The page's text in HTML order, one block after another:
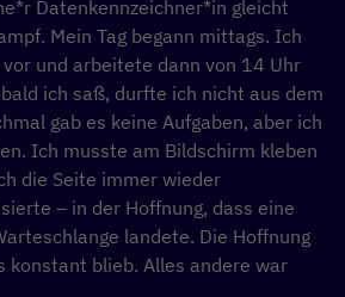
Datenkennzeichner*in gleicht
Mein Tag begann mittags. Ich
und arbeitete dann von 14 Uhr
ich saß, durfte ich nicht aus dem
gab es keine Aufgaben, aber ich
Ich musste am Bildschirm kleben
die Seite immer wieder
– in der Hoffnung, dass eine
landete. Die Hoffnung
konstant blieb. Alles andere war